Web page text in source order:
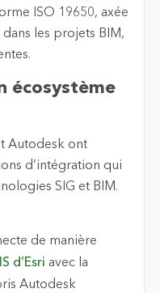
ISO 19650, axée
les projets BIM,
écosystème
Autodesk ont
d’intégration qui
SIG et BIM.
de manière
d’Esri avec la
Autodesk